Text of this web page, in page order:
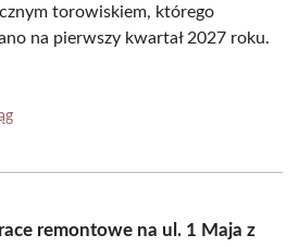
torowiskiem, którego
na pierwszy kwartał 2027 roku.
remontowe na ul. 1 Maja z